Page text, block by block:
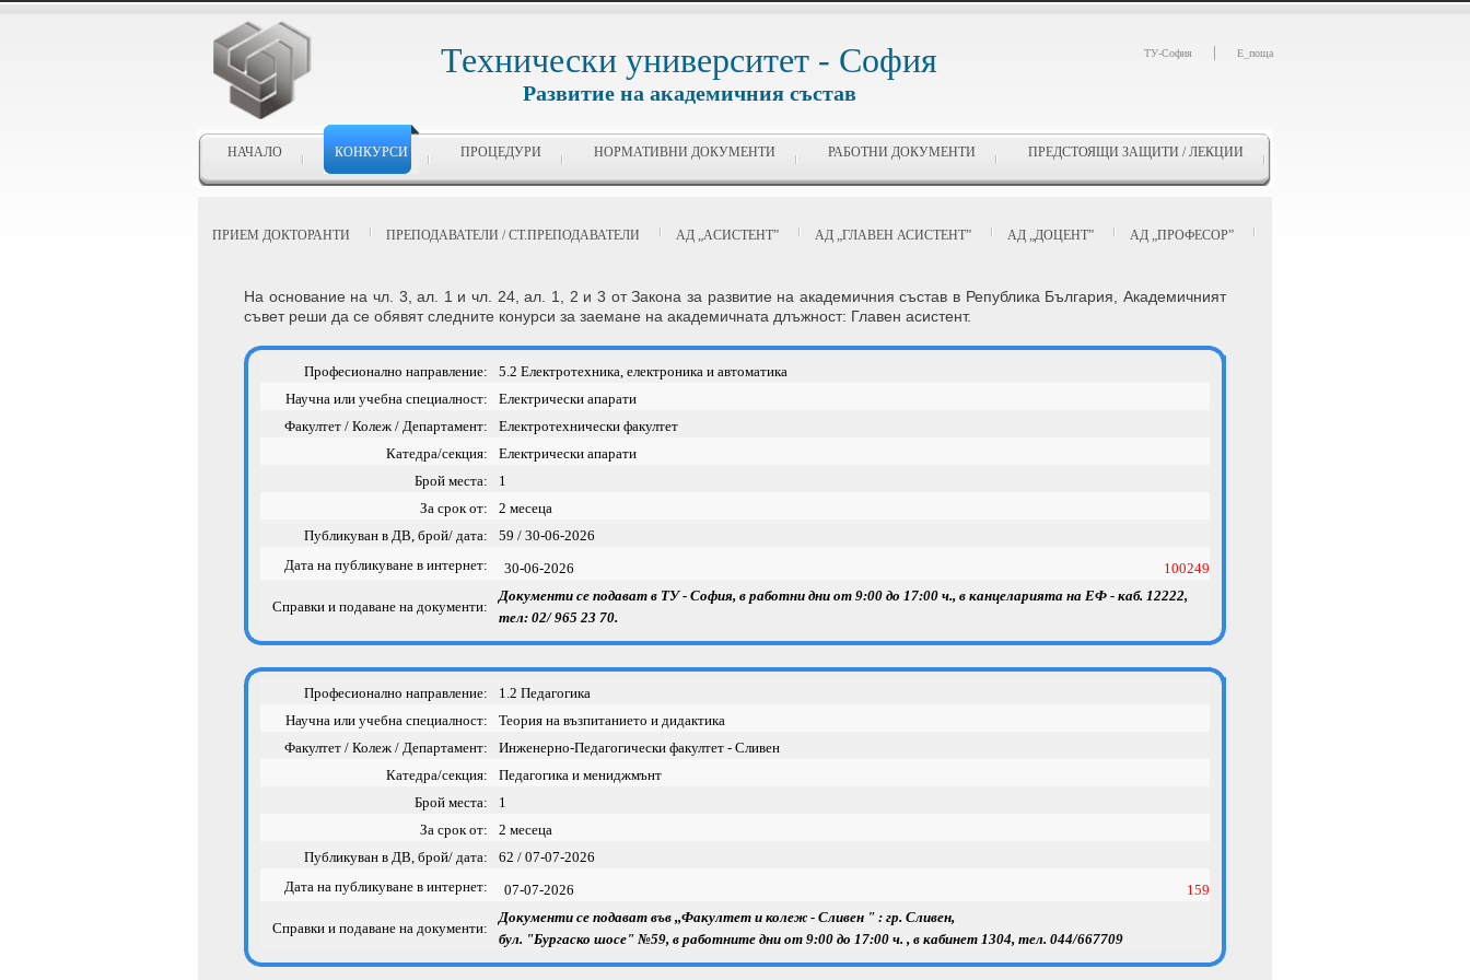
ТУ-София Е_поща
Технически университет - София
Развитие на академичния състав
НАЧАЛО КОНКУРСИ ПРОЦЕДУРИ НОРМАТИВНИ ДОКУМЕНТИ РАБОТНИ ДОКУМЕНТИ ПРЕДСТОЯЩИ ЗАЩИТИ / ЛЕКЦИИ
ПРИЕМ ДОКТОРАНТИ ПРЕПОДАВАТЕЛИ / СТ.ПРЕПОДАВАТЕЛИ АД „AСИСТЕНТ” АД „ГЛАВЕН АСИСТЕНТ” АД „ДОЦЕНТ” АД „ПРОФЕСОР”
На основание на чл. 3, ал. 1 и чл. 24, ал. 1, 2 и 3 от Закона за развитие на академичния състав в Република България, Академичният
съвет реши да се обявят следните конурси за заемане на академичната длъжност: Главен асистент.
Професионално направление:
5.2 Електротехника, електроника и автоматика
Научна или учебна специалност:
Електрически апарати
Факултет / Колеж / Департамент:
Електротехнически факултет
Катедра/секция:
Електрически апарати
Брой места:
1
За срок от:
2 месеца
Публикуван в ДВ, брой/ дата:
59 / 30-06-2026
Дата на публикуване в интернет:
30-06-2026 100249
Справки и подаване на документи:
Документи се подават в ТУ - София, в работни дни от 9:00 до 17:00 ч., в канцеларията на ЕФ - каб. 12222,
тел: 02/ 965 23 70.
Професионално направление:
1.2 Педагогика
Научна или учебна специалност:
Теория на възпитанието и дидактика
Факултет / Колеж / Департамент:
Инженерно-Педагогически факултет - Сливен
Катедра/секция:
Педагогика и мениджмънт
Брой места:
1
За срок от:
2 месеца
Публикуван в ДВ, брой/ дата:
62 / 07-07-2026
Дата на публикуване в интернет:
07-07-2026 159
Справки и подаване на документи:
Документи се подават във ,,Факултет и колеж - Сливен " : гр. Сливен,
бул. "Бургаско шосе" №59, в работните дни от 9:00 до 17:00 ч. , в кабинет 1304, тел. 044/667709